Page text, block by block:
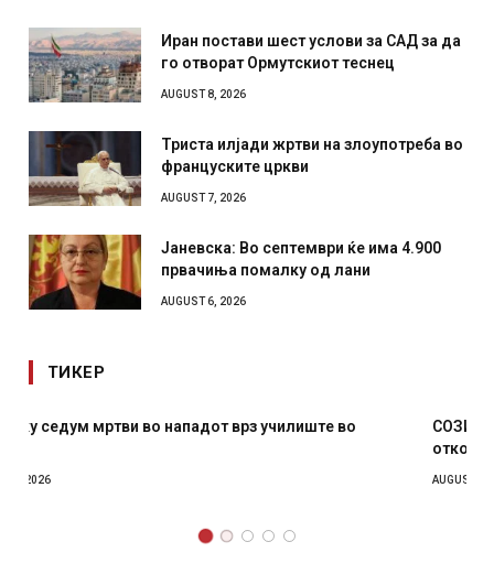
Иран постави шест услови за САД за да
го отворат Ормутскиот теснец
AUGUST 8, 2026
Триста илјади жртви на злоупотреба во
француските цркви
AUGUST 7, 2026
Јаневска: Во септември ќе има 4.900
првачиња помалку од лани
AUGUST 6, 2026
ТИКЕР
СОЗИС: Украинците повеќе им веруваат на генералите
AUGUST 7, 2026